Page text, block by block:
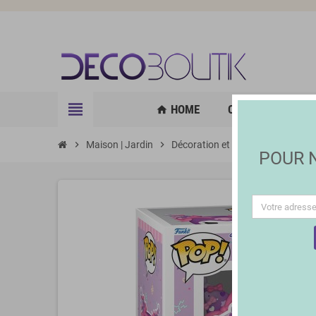
view_headline home HOME CUISINE |
chevron_right Maison | Jardin chevron_right Décoration et Éclairage
POUR